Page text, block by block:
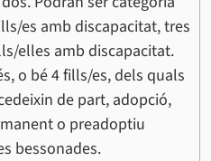
es amb discapacitat, tres
elles amb discapacitat.
o bé 4 fills/es, dels quals
de part, adopció,
o preadoptiu
bessonades.